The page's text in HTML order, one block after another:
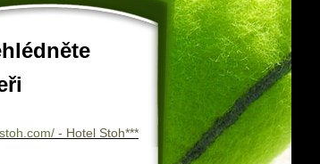
- Hotel Stoh***